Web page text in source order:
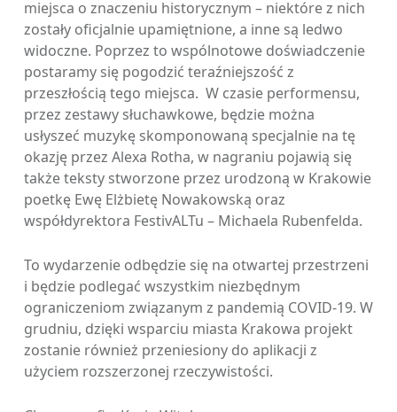
miejsca o znaczeniu historycznym – niektóre z nich
zostały oficjalnie upamiętnione, a inne są ledwo
widoczne. Poprzez to wspólnotowe doświadczenie
postaramy się pogodzić teraźniejszość z
przeszłością tego miejsca. W czasie performensu,
przez zestawy słuchawkowe, będzie można
usłyszeć muzykę skomponowaną specjalnie na tę
okazję przez Alexa Rotha, w nagraniu pojawią się
także teksty stworzone przez urodzoną w Krakowie
poetkę Ewę Elżbietę Nowakowską oraz
współdyrektora FestivALTu – Michaela Rubenfelda.
To wydarzenie odbędzie się na otwartej przestrzeni
i będzie podlegać wszystkim niezbędnym
ograniczeniom związanym z pandemią COVID-19. W
grudniu, dzięki wsparciu miasta Krakowa projekt
zostanie również przeniesiony do aplikacji z
użyciem rozszerzonej rzeczywistości.